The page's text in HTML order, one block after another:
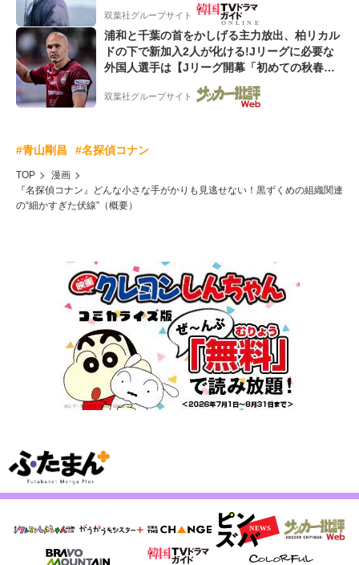
双葉社グループサイト
浦和と千葉の首をかしげる主力放出、柏リカル
ドの下で新加入2人が化ける!Jリーグに必要な
外国人選手は【Jリーグ開幕「初めての秋春
双葉社グループサイト
#青山剛昌 #名探偵コナン
TOP
漫画
『名探偵コナン』どんな小さな手がかりも見逃せない！黒ずくめの組織関連
の“細かすぎた伏線”（概要）